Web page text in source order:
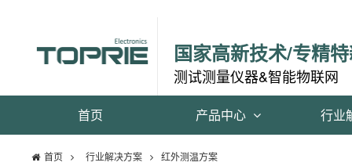
国家高新技术/专精
测试测量仪器&智能物联网
首页 产品中心 行业
首页 行业解决方案 红外测温方案